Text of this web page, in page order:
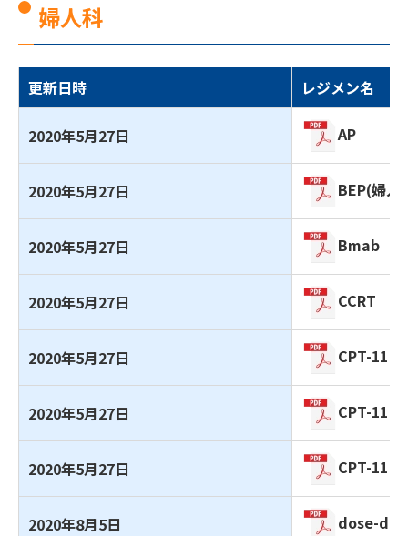
婦人科
更新日時 レジメン名
2020年5月27日 AP
2020年5月27日 BEP(婦人
2020年5月27日 Bmab
2020年5月27日 CCRT
2020年5月27日 CPT-11
2020年5月27日 CPT-11＋
2020年5月27日 CPT-11＋
2020年8月5日 dose-